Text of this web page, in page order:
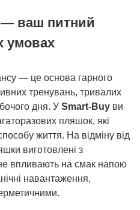
ваш питний
умовах
— це основа гарного
тренувань, тривалих
дня. У Smart-Buy ви
пляшок, які
життя. На відміну від
виготовлені з
впливають на смак напою
навантаження,